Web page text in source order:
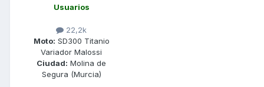
Usuarios
22,2k
Moto: SD300 Titanio
Variador Malossi
Ciudad: Molina de
Segura (Murcia)